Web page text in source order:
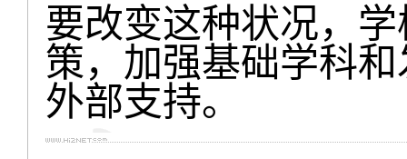
要改变这种状况，
策，加强基础学科
外部支持。